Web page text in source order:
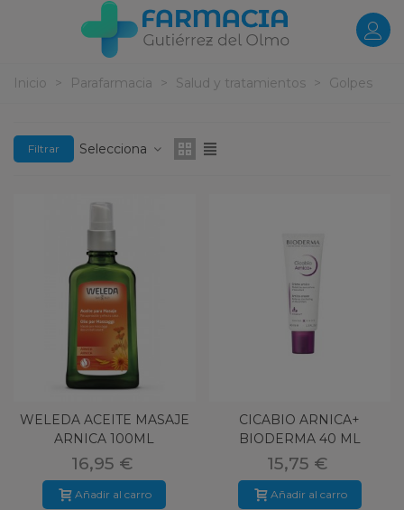
Inicio > Parafarmacia > Salud y tratamientos > Golpes
Filtrar Selecciona
WELEDA ACEITE MASAJE
ARNICA 100ML
16,95 €
Añadir al carro
CICABIO ARNICA+
BIODERMA 40 ML
15,75 €
Añadir al carro